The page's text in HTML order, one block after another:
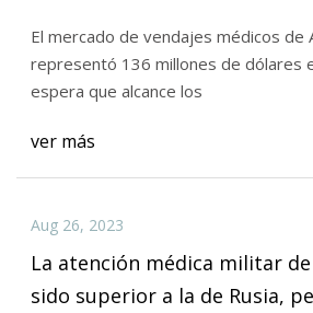
El mercado de vendajes médicos de
representó 136 millones de dólares
espera que alcance los
ver más
Aug 26, 2023
La atención médica militar
sido superior a la de Rusia,